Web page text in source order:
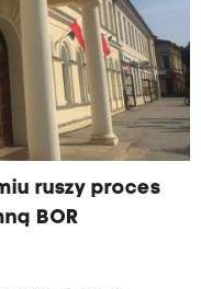
wezwane
ruszy proces
BOR